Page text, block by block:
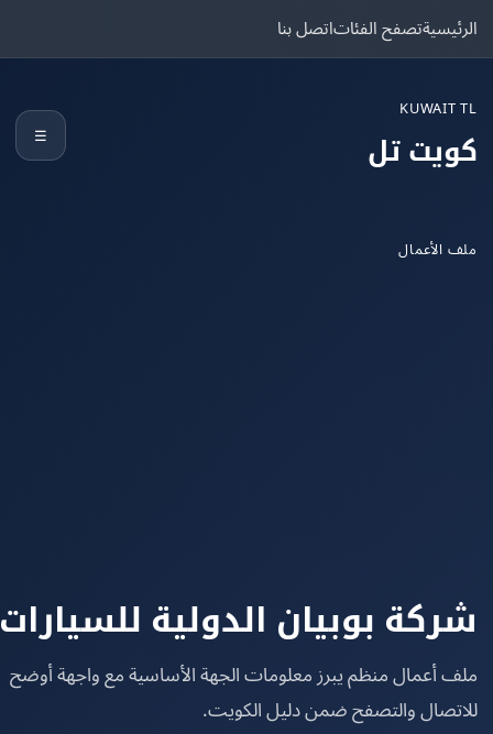
تصفح الفئاتاتصل بنا
تل
بوبيان الدولية للسيارات
منظم يبرز معلومات الجهة الأساسية مع واجهة أوضح
والتصفح ضمن دليل الكويت.